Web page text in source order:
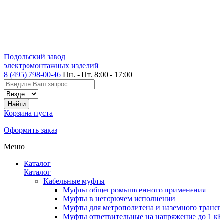
Подольский завод
электромонтажных изделий
8 (495) 798-00-46 Пн. - Пт. 8:00 - 17:00
Корзина пуста
Оформить заказ
Меню
Каталог
Каталог
Кабельные муфты
Муфты общепромышленного применения
Муфты в негорючем исполнении
Муфты для метрополитена и наземного
Муфты ответвительные на напряжение до 1